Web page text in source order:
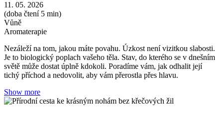
11. 05. 2026
(doba čtení 5 min)
Vůně
Aromaterapie
Nezáleží na tom, jakou máte povahu. Úzkost není vizitkou slabosti.
Je to biologický poplach vašeho těla. Stav, do kterého se v dnešním
světě může dostat úplně kdokoli. Poradíme vám, jak odhalit její
tichý příchod a nedovolit, aby vám přerostla přes hlavu.
Show more